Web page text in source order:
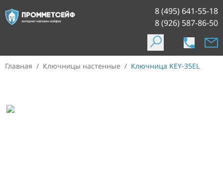
8 (495) 641-55-18
8 (926) 587-86-50
Главная / Ключницы настенные / Ключница KEY-35EL